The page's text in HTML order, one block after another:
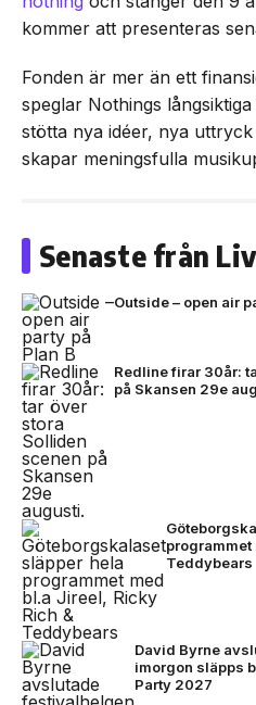
kommer att presenteras
Fonden är mer än ett
speglar Nothings
stötta nya idéer, nya
skapar meningsfulla
Senaste från
Outside – open air
Redline firar 30år:
på Skansen 29e
programmet
Teddybears
David Byrne
imorgon släpps
Party 2027